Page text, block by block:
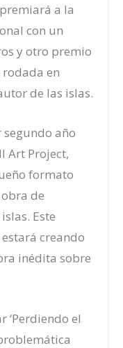
a la
con un
y otro premio
en
de las islas.
año
Art Project,
formato
de
Este
creando
inédita sobre
‘Perdiendo el